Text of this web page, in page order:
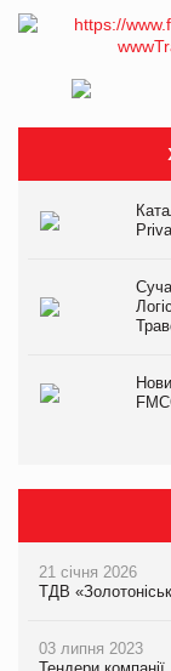
21 січня 2026
ТДВ
03 липня 2023